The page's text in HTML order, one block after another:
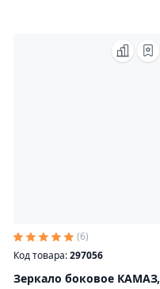
(6)
Код товара:297056
Зеркало боковое КАМАЗ,